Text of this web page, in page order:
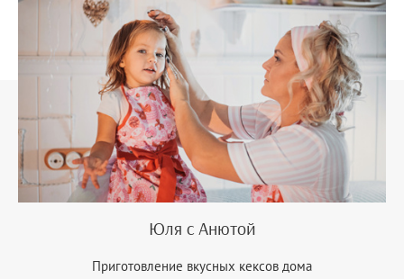
Юля с Анютой
Приготовление вкусных кексов дома